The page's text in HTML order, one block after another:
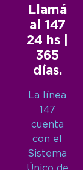
Llamá
al 147
24 hs |
365
días.
La línea
147
cuenta
con el
Sistema